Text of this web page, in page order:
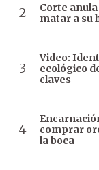
Corte
matar a su
Video:
ecológico
claves
comprar
la boca